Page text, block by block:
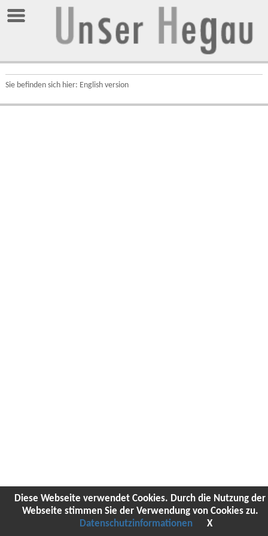
Diese Webseite verwendet Cookies. Durch die Nutzung der
Webseite stimmen Sie der Verwendung von Cookies zu.
Datenschutzinformationen
X
Sie befinden sich hier: English version